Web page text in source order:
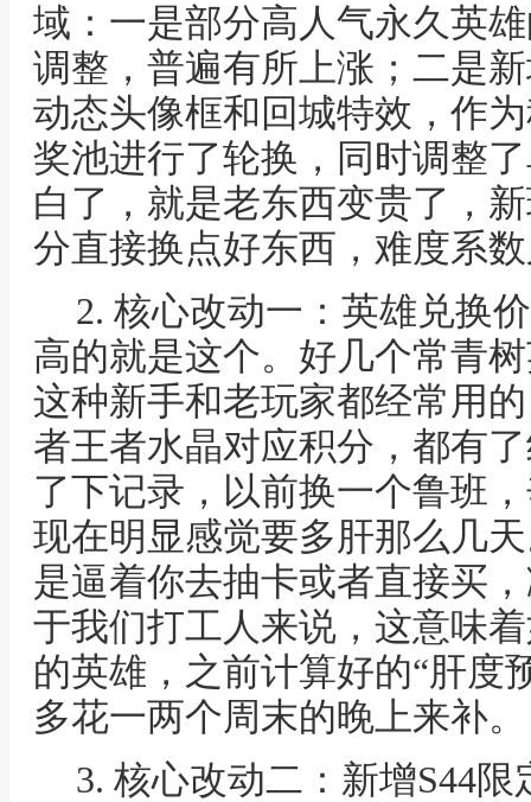
域：一是部分高人气永久英
调整，普遍有所上涨；二是
动态头像框和回城特效，作
奖池进行了轮换，同时调整
白了，就是老东西变贵了，
分直接换点好东西，难度系
2. 核心改动一：英雄兑换
高的就是这个。好几个常青
这种新手和老玩家都经常用
者王者水晶对应积分，都有
了下记录，以前换一个鲁班
现在明显感觉要多肝那么几
是逼着你去抽卡或者直接买
于我们打工人来说，这意味
的英雄，之前计算好的“肝度
多花一两个周末的晚上来补。
3. 核心改动二：新增S44